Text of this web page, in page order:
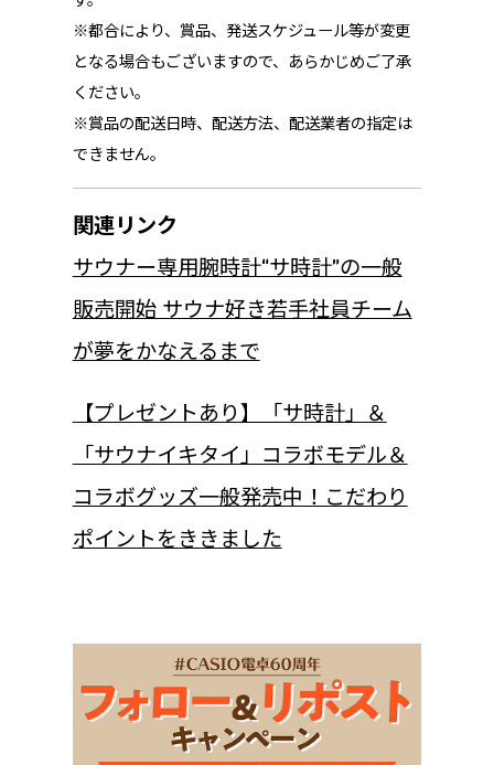
※都合により、賞品、発送スケジュール等が変更
となる場合もございますので、あらかじめご了承
ください。
※賞品の配送日時、配送方法、配送業者の指定は
できません。
関連リンク
サウナー専用腕時計“サ時計”の一般
販売開始 サウナ好き若手社員チーム
が夢をかなえるまで
【プレゼントあり】「サ時計」＆
「サウナイキタイ」コラボモデル＆
コラボグッズ一般発売中！こだわり
ポイントをききました